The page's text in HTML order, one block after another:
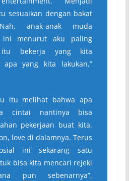
sesuaikan dengan bakat
anak-anak muda
ini menurut aku paling
itu bekerja yang kita
apa yang kita lakukan,”
itu melihat bahwa apa
cintai nantinya bisa
pekerjaan buat kita.
love di dalamnya. Terus
ini sekarang satu
bisa kita mencari rejeki
pun sebenarnya”,